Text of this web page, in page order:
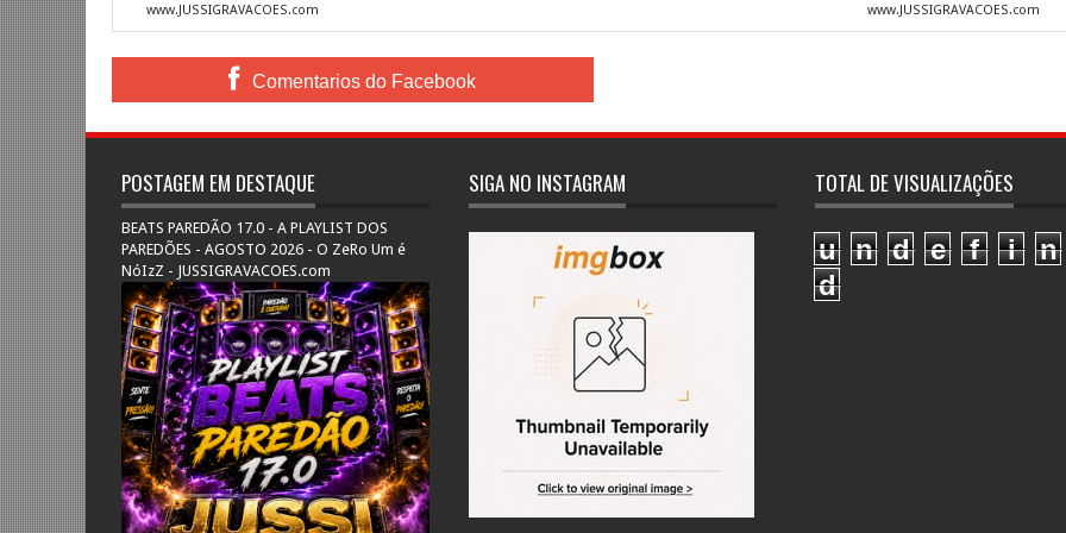
www.JUSSIGRAVACOES.com www.JUSSIGRAVACOES.com
Comentarios do Facebook
POSTAGEM EM DESTAQUE
BEATS PAREDÃO 17.0 - A PLAYLIST DOS
PAREDÕES - AGOSTO 2026 - O ZeRo Um é
NóIzZ - JUSSIGRAVACOES.com
SIGA NO INSTAGRAM TOTAL DE VISUALIZAÇÕES
u n d e f i
n
d